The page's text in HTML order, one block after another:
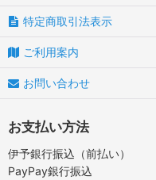
特定商取引法表示
ご利用案内
お問い合わせ
お支払い方法
伊予銀行振込（前払い）
PayPay銀行振込